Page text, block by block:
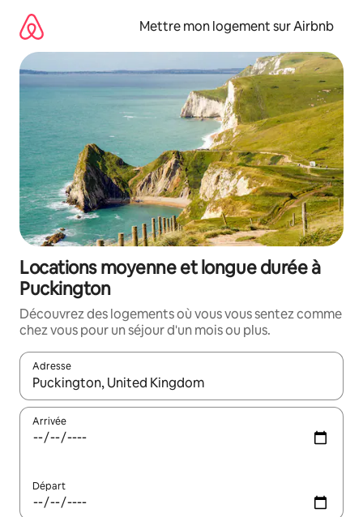
directement
contenu
Mettre mon logement sur Airbnb
Locations moyenne et longue durée à
Puckington
Découvrez des logements où vous vous sentez comme
chez vous pour un séjour d'un mois ou plus.
Adresse
Lorsque les résultats s'affichent, utilisez les flèches vers le
Arrivée
Départ